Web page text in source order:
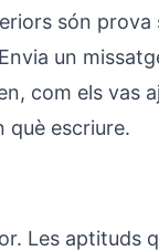
són
un
com els vas
què escriure.
Les aptituds